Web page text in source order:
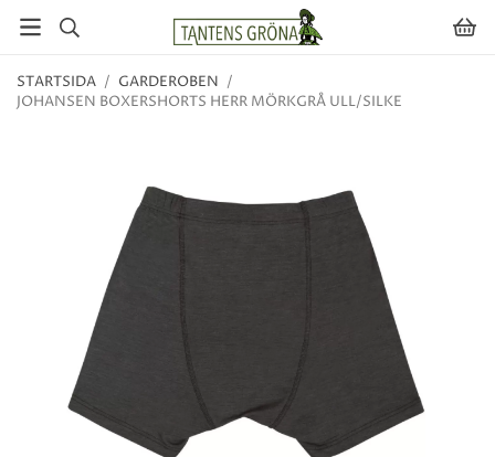
STARTSIDA / GARDEROBEN /
JOHANSEN BOXERSHORTS HERR MÖRKGRÅ ULL/SILKE